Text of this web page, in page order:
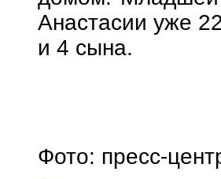
Анастасии уже
и 4 сына.
Фото: пресс-